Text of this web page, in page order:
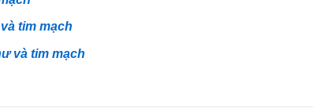
tim mạch
và tim mạch